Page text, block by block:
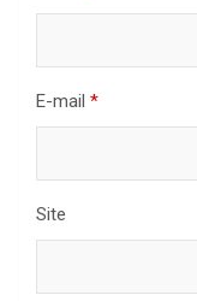
E-mail *
Site